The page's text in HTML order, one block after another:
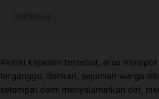
Sistem Redaksi
Sistem Redaksi
Akibat kejadian tersebut, arus
terganggu. Bahkan, sejumlah warga
setempat demi menyelamatkan diri,